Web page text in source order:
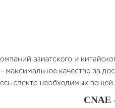
азиатского и
максимальное качество за
спектр необходимых вещей.
CNAE